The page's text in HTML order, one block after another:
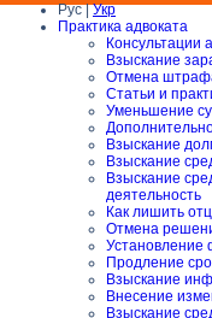
Рус |Укр
Практика адвоката
Консультации
Взыскание
Отмена
Статьи и
Уменьшение
Взыскание
Взыскание
Взыскание
деятельность
Как лишить
Отмена
Установление
Продление
Взыскание
Внесение
Взыскание